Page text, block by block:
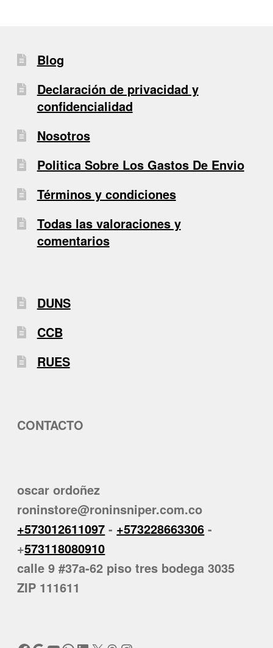
Blog
Declaración de privacidad y
confidencialidad
Nosotros
Politica Sobre Los Gastos De Envio
Términos y condiciones
Todas las valoraciones y
comentarios
DUNS
CCB
RUES
CONTACTO
oscar ordoñez
roninstore@roninsniper.com.co
+573012611097 - +573228663306 -
+573118080910
calle 9 #37a-62 piso tres bodega 3035
ZIP 111611